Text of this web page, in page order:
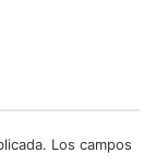
Los campos